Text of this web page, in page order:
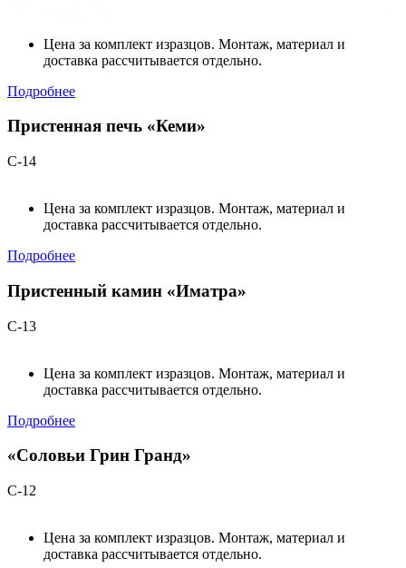
Цена за комплект изразцов. Монтаж, материал и
доставка рассчитывается отдельно.
Подробнее
Пристенная печь «Кеми»
С-14
Цена за комплект изразцов. Монтаж, материал и
доставка рассчитывается отдельно.
Подробнее
Пристенный камин «Иматра»
С-13
Цена за комплект изразцов. Монтаж, материал и
доставка рассчитывается отдельно.
Подробнее
«Соловьи Грин Гранд»
С-12
Цена за комплект изразцов. Монтаж, материал и
доставка рассчитывается отдельно.